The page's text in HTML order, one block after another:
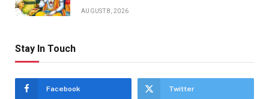
AUGUST 8, 2026
Stay In Touch
Facebook Twitter